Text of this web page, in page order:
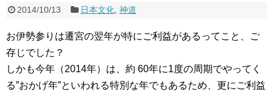
2014/10/13 日本文化, 神道
お伊勢参りは遷宮の翌年が特にご利益があるってこと、ご
存じでした？
しかも今年（2014年）は、約 60年に1度の周期でやってく
る”おかげ年”といわれる特別な年でもあるため、更にご利益